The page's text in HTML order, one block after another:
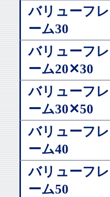
バリューフレ
ーム30
バリューフレ
ーム20✕30
バリューフレ
ーム30✕50
バリューフレ
ーム40
バリューフレ
ーム50